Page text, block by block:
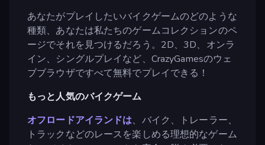
あなたがプレイしたいバイクゲームのどのような
種類、あなたは私たちのゲームコレクションのペ
ージでそれを見つけるだろう。2D、3D、オンラ
イン、シングルプレイなど、CrazyGamesのウェ
ブブラウザですべて無料でプレイできる！
もっと人気のバイクゲーム
オフロードアイランドは、バイク、トレーラー、
トラックなどのレースを楽しめる理想的なゲーム